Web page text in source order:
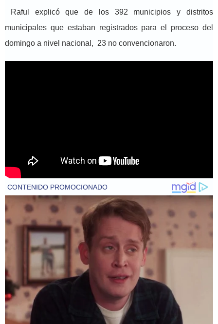
Raful explicó que de los 392 municipios y distritos
municipales que estaban registrados para el proceso del
domingo a nivel nacional, 23 no convencionaron.